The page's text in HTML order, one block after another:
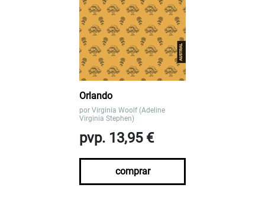
Orlando
por Virginia Woolf (Adeline
Virginia Stephen)
pvp. 13,95 €
comprar